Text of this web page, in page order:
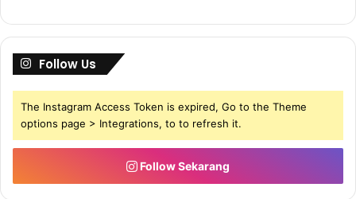
Follow Us
The Instagram Access Token is expired, Go to the Theme
options page > Integrations, to to refresh it.
Follow Sekarang